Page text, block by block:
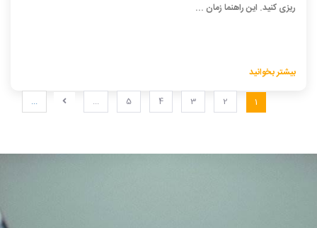
ریزی کنید. این راهنما زمان ...
بیشتر بخوانید
1
2
3
4
5
... ...